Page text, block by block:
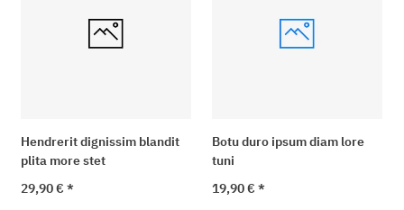
Hendrerit dignissim blandit
plita more stet
29,90 € *
Botu duro ipsum diam lore
tuni
19,90 € *